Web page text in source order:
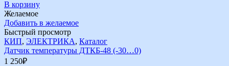
В корзину
Желаемое
Добавить в желаемое
Быстрый просмотр
КИП, ЭЛЕКТРИКА, Каталог
Датчик температуры ДТКБ-48 (-30…0)
1 250₽